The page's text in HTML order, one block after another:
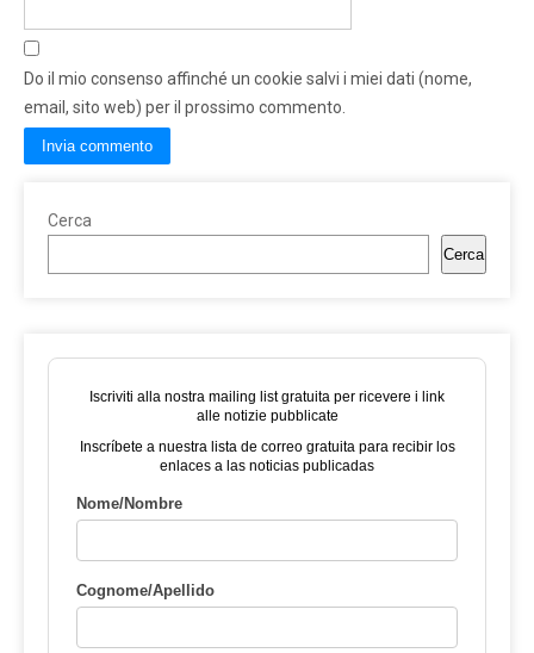
Do il mio consenso affinché un cookie salvi i miei dati (nome,
email, sito web) per il prossimo commento.
Cerca
Cerca
Iscriviti alla nostra mailing list gratuita per ricevere i link
alle notizie pubblicate
Inscríbete a nuestra lista de correo gratuita para recibir los
enlaces a las noticias publicadas
Nome/Nombre
Cognome/Apellido